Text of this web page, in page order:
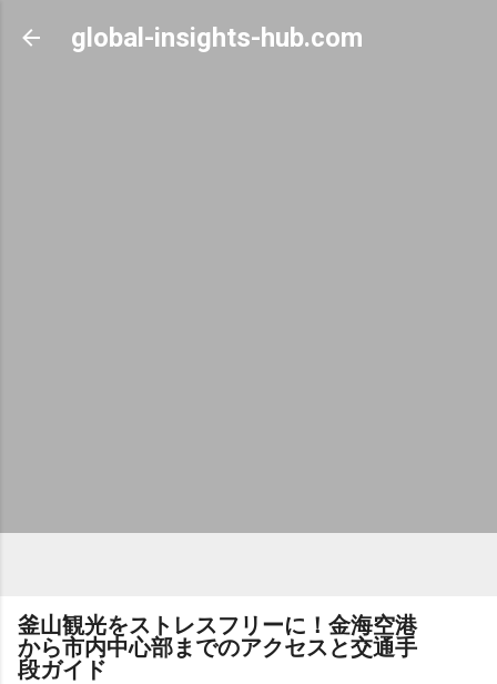
Skip to main content
global-insights-hub.com
釜山観光をストレスフリーに！金海空港
から市内中心部までのアクセスと交通手
段ガイド